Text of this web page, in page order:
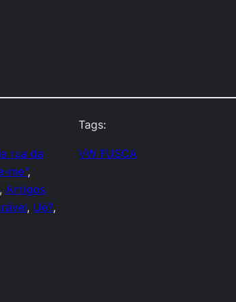
rua da
me"
, Antigos
, Ué?
Tags:
VW FUSCA